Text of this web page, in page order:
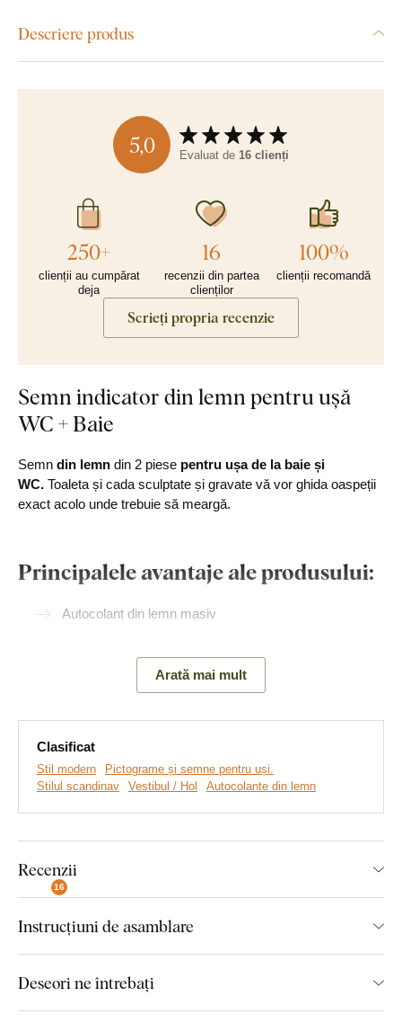
Descriere produs
5,0 Evaluat de 16 clienți
250+
clienții au cumpărat
deja
16
recenzii din partea
clienților
100%
clienții recomandă
Scrieți propria recenzie
Semn indicator din lemn pentru ușă
WC + Baie
Semn din lemn din 2 piese pentru ușa de la baie și
WC. Toaleta și cada sculptate și gravate vă vor ghida oaspeții
exact acolo unde trebuie să meargă.
Principalele avantaje ale produsului:
Autocolant din lemn masiv
Gravură în relief
Montaj pe care îl poate realiza
oricine:
Montajul produsului este foarte simplu :) Pentru agățarea
unor mici cuie. Simplu, fără nicio găurire.
Aceste accesorii le puteți achiziționa comod
magazinul nostru online
Arată mai mult
Clasificat
Stil modern
Pictograme și semne pentru uși.
Stilul scandinav
Vestibul / Hol Autocolante din lemn
Recenzii
16
Instrucțiuni de asamblare
Deseori ne întrebați